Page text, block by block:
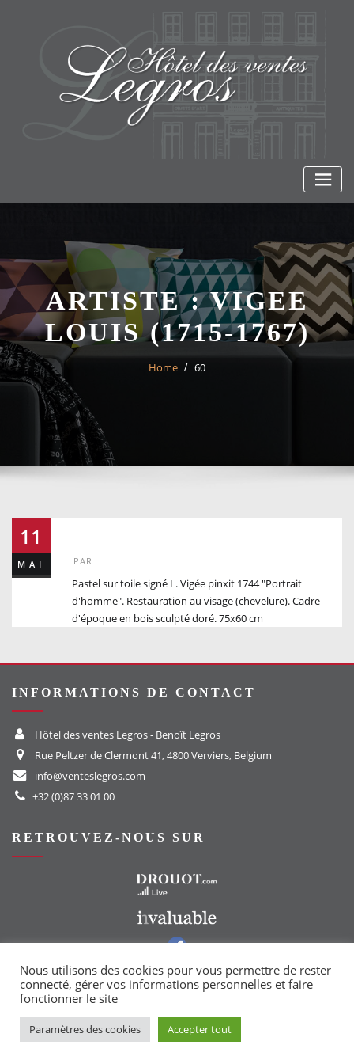
ARTISTE :VIGEE
LOUIS (1715-1767)
Home 60
11
MAI PAR
Pastel sur toile signé L. Vigée pinxit 1744 "Portrait
d'homme". Restauration au visage (chevelure). Cadre
d'époque en bois sculpté doré. 75x60 cm
INFORMATIONS DE CONTACT
Hôtel des ventes Legros - Benoît Legros
Rue Peltzer de Clermont 41, 4800 Verviers, Belgium
info@venteslegros.com
+32 (0)87 33 01 00
RETROUVEZ-NOUS SUR
Vers notre groupe Facebook
Copyright © 2021 | Powered byYumanIT
Nous utilisons des cookies pour vous permettre de rester
connecté, gérer vos informations personnelles et faire
fonctionner le site
Paramètres des cookies Accepter tout